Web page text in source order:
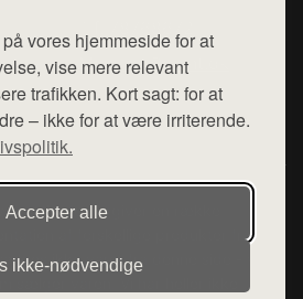
vores hjemmeside for at
vise mere relevant
trafikken. Kort sagt: for at
– ikke for at være irriterende.
Accepter alle
ikke‑nødvendige
Mail: hej@want.dk
Cookie- og privatlivspolitik
der udgiver en række
af forskellige produkter fra
ikke varer fra denne side - vi
sælger varen. Vi har heller ikke